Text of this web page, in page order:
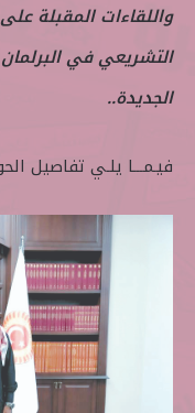
واللقاءات المقبلة
التشريعي في
الجديدة..
فيـمـــا يلـي تفاصيل